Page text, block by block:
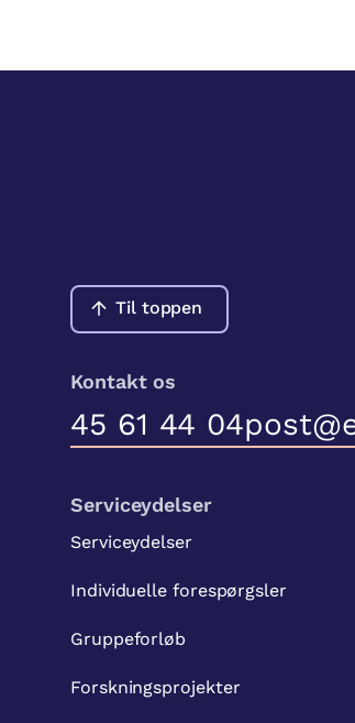
Til toppen
Kontakt os
45 61 44 04
Serviceydelser
Serviceydelser
Individuelle forespørgsler
Gruppeforløb
Forskningsprojekter